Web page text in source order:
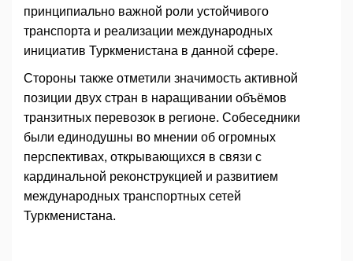
принципиально важной роли устойчивого
транспорта и реализации международных
инициатив Туркменистана в данной сфере.
Стороны также отметили значимость активной
позиции двух стран в наращивании объёмов
транзитных перевозок в регионе. Собеседники
были единодушны во мнении об огромных
перспективах, открывающихся в связи с
кардинальной реконструкцией и развитием
международных транспортных сетей
Туркменистана.